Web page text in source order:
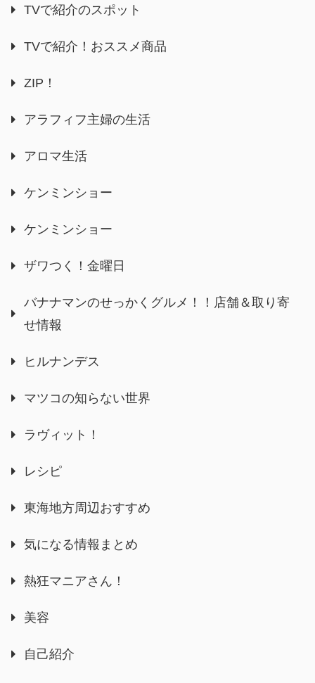
TVで紹介のスポット
TVで紹介！おススメ商品
ZIP！
アラフィフ主婦の生活
アロマ生活
ケンミンショー
ケンミンショー
ザワつく！金曜日
バナナマンのせっかくグルメ！！店舗＆取り寄
せ情報
ヒルナンデス
マツコの知らない世界
ラヴィット！
レシピ
東海地方周辺おすすめ
気になる情報まとめ
熱狂マニアさん！
美容
自己紹介